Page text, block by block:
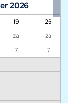
accommodaties. De
2026
19
26
za
za
7
7